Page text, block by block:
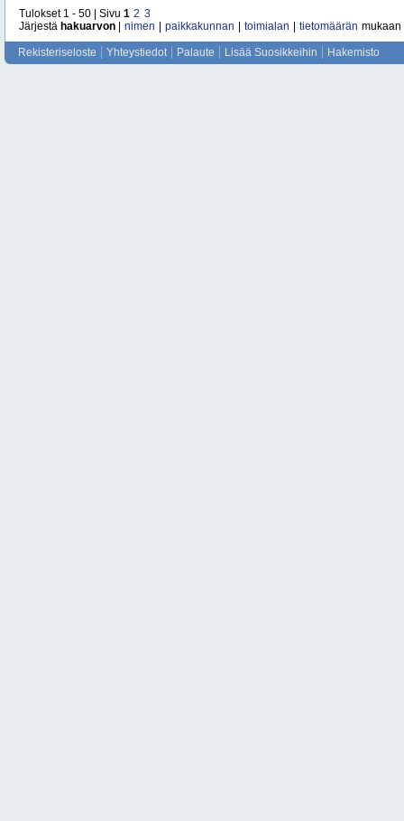
Tulokset 1 - 50 | Sivu 1 2 3
Järjestä hakuarvon nimen paikkakunnan toimialan tietomäärän mukaan
Rekisteriseloste Yhteystiedot Palaute Lisää Suosikkeihin Hakemisto